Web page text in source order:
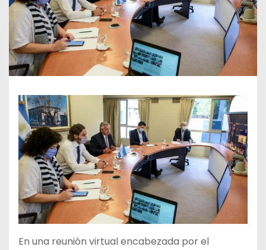
En una reunión virtual encabezada por el